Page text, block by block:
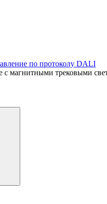
по протоколу DALI
с магнитными трековыми